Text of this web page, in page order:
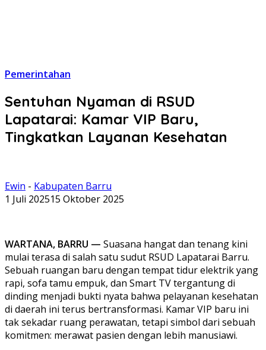
Pemerintahan
Sentuhan Nyaman di RSUD
Lapatarai: Kamar VIP Baru,
Tingkatkan Layanan Kesehatan
Ewin - Kabupaten Barru
1 Juli 202515 Oktober 2025
WARTANA, BARRU — Suasana hangat dan tenang kini
mulai terasa di salah satu sudut RSUD Lapatarai Barru.
Sebuah ruangan baru dengan tempat tidur elektrik yang
rapi, sofa tamu empuk, dan Smart TV tergantung di
dinding menjadi bukti nyata bahwa pelayanan kesehatan
di daerah ini terus bertransformasi. Kamar VIP baru ini
tak sekadar ruang perawatan, tetapi simbol dari sebuah
komitmen: merawat pasien dengan lebih manusiawi.